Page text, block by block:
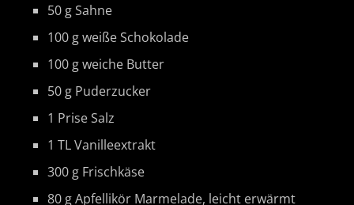
50 g Sahne
100 g weiße Schokolade
100 g weiche Butter
50 g Puderzucker
1 Prise Salz
1 TL Vanilleextrakt
300 g Frischkäse
80 g Apfellikör Marmelade, leicht erwärmt